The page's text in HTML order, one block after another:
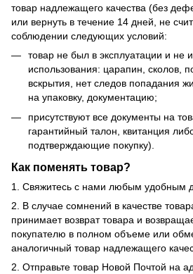
товар надлежащего качества (без
или вернуть в течение 14 дней, не
соблюдении следующих условий:
товар не был в эксплуатации и не
использования: царапин, сколов,
вскрытия, нет следов попадания
на упаковку, документацию;
присутствуют все документы на
гарантийный талон, квитанция
подтверждающие покупку).
Как поменять товар?
1. Свяжитесь с нами любым удобным
2. В случае сомнений в качестве
принимает возврат товара и
покупателю в полном объеме или
аналогичный товар надлежащего
2. Отправьте товар Новой Почтой на